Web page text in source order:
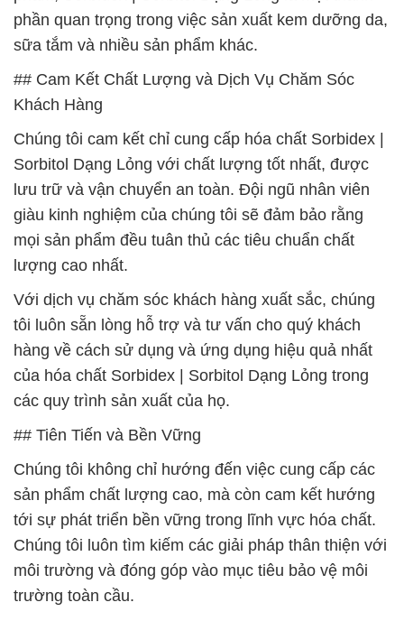
phần quan trọng trong việc sản xuất kem dưỡng da,
sữa tắm và nhiều sản phẩm khác.
## Cam Kết Chất Lượng và Dịch Vụ Chăm Sóc
Khách Hàng
Chúng tôi cam kết chỉ cung cấp hóa chất Sorbidex |
Sorbitol Dạng Lỏng với chất lượng tốt nhất, được
lưu trữ và vận chuyển an toàn. Đội ngũ nhân viên
giàu kinh nghiệm của chúng tôi sẽ đảm bảo rằng
mọi sản phẩm đều tuân thủ các tiêu chuẩn chất
lượng cao nhất.
Với dịch vụ chăm sóc khách hàng xuất sắc, chúng
tôi luôn sẵn lòng hỗ trợ và tư vấn cho quý khách
hàng về cách sử dụng và ứng dụng hiệu quả nhất
của hóa chất Sorbidex | Sorbitol Dạng Lỏng trong
các quy trình sản xuất của họ.
## Tiên Tiến và Bền Vững
Chúng tôi không chỉ hướng đến việc cung cấp các
sản phẩm chất lượng cao, mà còn cam kết hướng
tới sự phát triển bền vững trong lĩnh vực hóa chất.
Chúng tôi luôn tìm kiếm các giải pháp thân thiện với
môi trường và đóng góp vào mục tiêu bảo vệ môi
trường toàn cầu.